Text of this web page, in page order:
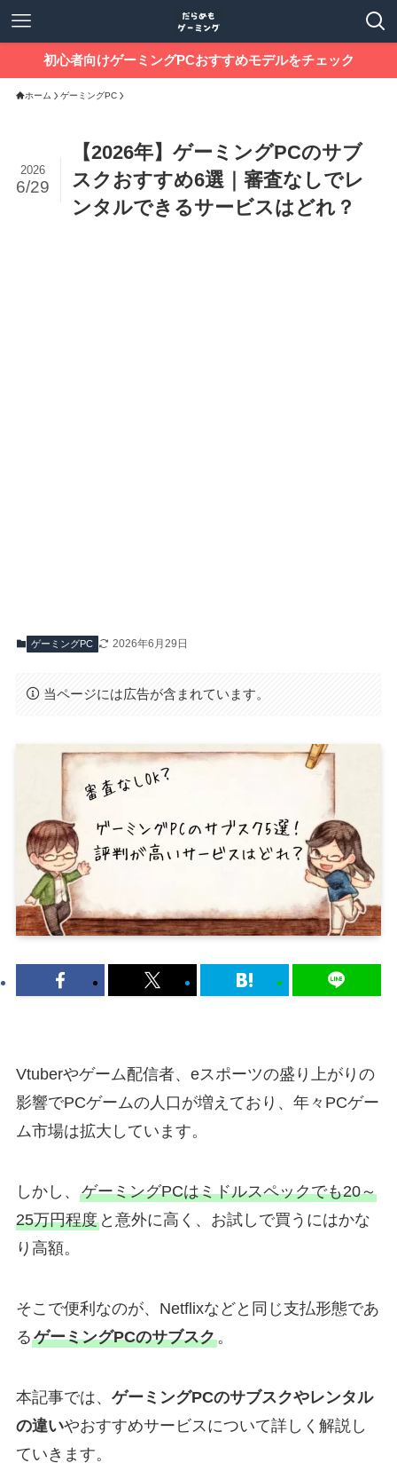
初心者向けゲーミングPCおすすめモデルをチェック
ホーム ゲーミングPC
【2026年】ゲーミングPCのサブ
スクおすすめ6選｜審査なしでレ
ンタルできるサービスはどれ？
2026
6/29
ゲーミングPC 2026年6月29日
当ページには広告が含まれています。
Vtuberやゲーム配信者、eスポーツの盛り上がりの
影響でPCゲームの人口が増えており、年々PCゲー
ム市場は拡大しています。
しかし、 ゲーミングPCはミドルスペックでも20～
25万円程度と意外に高く、お試しで買うにはかな
り高額。
そこで便利なのが、Netflixなどと同じ支払形態であ
るゲーミングPCのサブスク。
本記事では、 ゲーミングPCのサブスクやレンタル
の違いやおすすめサービスについて詳しく解説し
ていきます。